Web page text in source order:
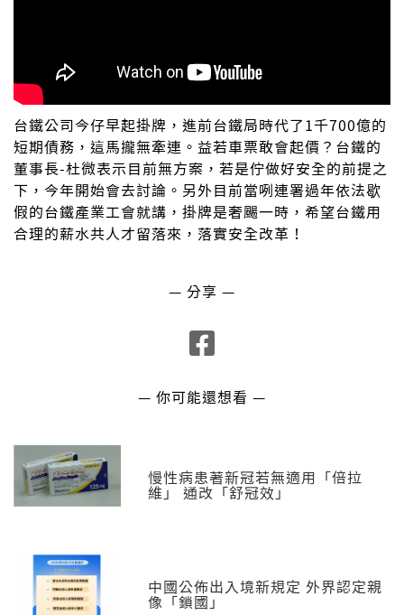
台鐵公司今仔早起掛牌，進前台鐵局時代了1千700億的
短期債務，這馬攏無牽連。益若車票敢會起價？台鐵的
董事長-杜微表示目前無方案，若是佇做好安全的前提之
下，今年開始會去討論。另外目前當咧連署過年依法歇
假的台鐵產業工會就講，掛牌是奢颺一時，希望台鐵用
合理的薪水共人才留落來，落實安全改革！
— 分享 —
— 你可能還想看 —
慢性病患著新冠若無適用「倍拉
維」 通改「舒冠效」
中國公佈出入境新規定 外界認定親
像「鎖國」